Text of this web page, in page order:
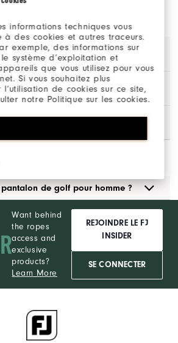
informations techniques vous
à des cookies et autres traceurs.
exemple, des informations sur
système d’exploitation et
que vous utilisez pour vous
Si vous souhaitez plus
l’utilisation de cookies sur ce site,
notre Politique sur les cookies.
POUR HOMME
pantalons de golf pour
styles de pantalons de golf
rechercher dans un pantalon
de golf pour homme ?
Want behind
the ropes
access and
exclusive
products?
Learn More
REJOINDRE LE FJ
INSIDER
SE CONNECTER